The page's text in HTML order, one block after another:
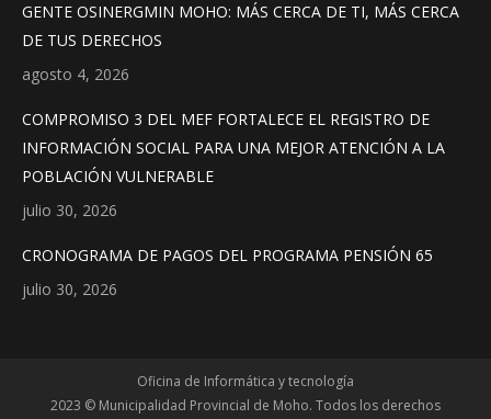
GENTE OSINERGMIN MOHO: MÁS CERCA DE TI, MÁS CERCA
DE TUS DERECHOS
agosto 4, 2026
COMPROMISO 3 DEL MEF FORTALECE EL REGISTRO DE
INFORMACIÓN SOCIAL PARA UNA MEJOR ATENCIÓN A LA
POBLACIÓN VULNERABLE
julio 30, 2026
CRONOGRAMA DE PAGOS DEL PROGRAMA PENSIÓN 65
julio 30, 2026
Oficina de Informática y tecnología
2023 © Municipalidad Provincial de Moho. Todos los derechos